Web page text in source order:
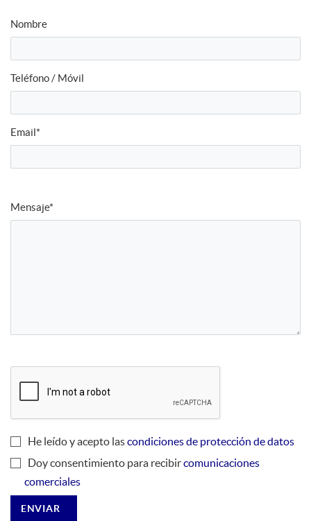
Nombre
Teléfono / Móvil
Email*
Mensaje*
He leído y acepto lascondiciones de protección de datos
Doy consentimiento para recibircomunicaciones
comerciales
ENVIAR